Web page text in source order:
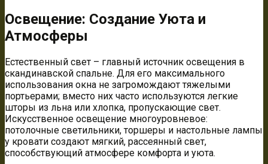
Освещение: Создание Уюта и
Атмосферы
Естественный свет – главный источник освещения в
скандинавской спальне. Для его максимального
использования окна не загромождают тяжелыми
портьерами; вместо них часто используются легкие
шторы из льна или хлопка, пропускающие свет.
Искусственное освещение многоуровневое:
потолочные светильники, торшеры и настольные лампы
у кровати создают мягкий, рассеянный свет,
способствующий атмосфере комфорта и уюта.